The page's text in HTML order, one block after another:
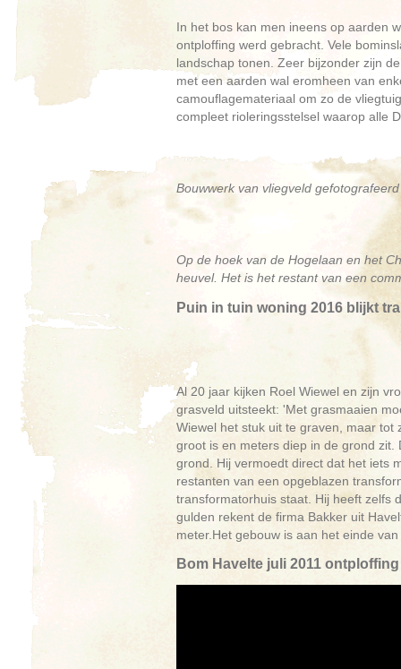
In het bos kan men ineens op aarden
ontploffing werd gebracht. Vele
landschap tonen. Zeer bijzonder zijn
met een aarden wal eromheen van
camouflagemateriaal om zo de
compleet rioleringsstelsel waarop alle
Bouwwerk van vliegveld
Op de hoek van de Hogelaan en het
heuvel. Het is het restant van een
Puin in tuin woning 2016 blijkt
Al 20 jaar kijken Roel Wiewel en zijn
grasveld uitsteekt: 'Met grasmaaien
Wiewel het stuk uit te graven, maar tot
groot is en meters diep in de grond
grond. Hij vermoedt direct dat het iets
restanten van een opgeblazen
transformatorhuis staat. Hij heeft zelfs
gulden rekent de firma Bakker uit
meter.Het gebouw is aan het einde
Bom Havelte juli 2011